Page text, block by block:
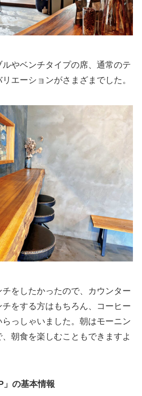
やベンチタイプの席、通常のテ
エーションがさまざまでした。
をしたかったので、カウンター
をする方はもちろん、コーヒー
っしゃいました。朝はモーニン
朝食を楽しむこともできますよ
の基本情報